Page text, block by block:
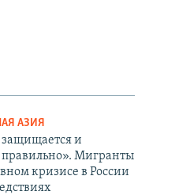
АЗИЯ
и
правильно». Мигранты
кризисе в России